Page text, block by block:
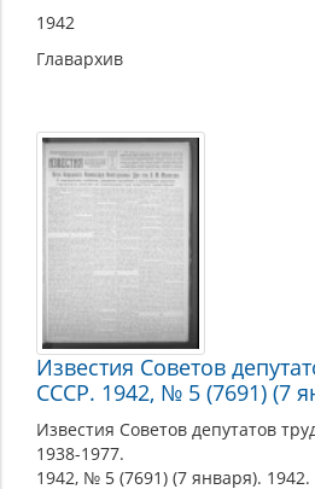
1942
Главархив
Известия Советов
СССР. 1942, № 5 (7691) (7
Известия Советов депутатов
1938-1977.
1942, № 5 (7691) (7 января). 1942.